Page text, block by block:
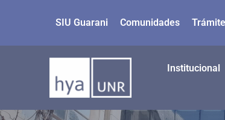
al
SIU Guarani Comunidades
Institucional